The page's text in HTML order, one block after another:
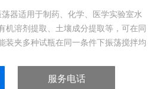
器适用于制药、化学、医学实验室水
机溶剂提取、土壤成分提取等，可在同
装夹多种试瓶在同一条件下振荡搅拌均
服务电话